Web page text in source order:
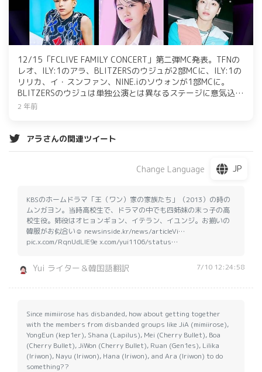
12/15「FCLIVE FAMILY CONCERT」第二弾MC発表。TFNの
レオ、ILY:1のアラ、BLITZERSのウジュが2部MCに、ILY:1の
リリカ、イ・スンファン、NINE.iのソウォンが1部MCに。
BLITZERSのウジュは単独公演とは異なるステージに意気込
み。2023年12月15日（金）に東京・豊洲PITで開催。-
2 年前
アラさんの関連ツイート
Change Language JP
KBSのホームドラマ「王（ワン）家の家族たち」（2013）の時の
ムンガヨン。当時高校生で、ドラマの中でも四姉妹の末っ子の高
校生役。姉役はオヒョンギョン、イテラン、イユンジ。お揃いの
韓服がお似合い☺️ newsinside.kr/news/articleVi…
pic.x.com/RqnUdLlE9e x.com/yui1106/status…
Yui ライター＆韓国語翻訳 7/10 12:24:58
Since mimiirose has disbanded, how about getting together
with the members from disbanded groups like JiA (mimiirose),
YongEun (kep1er), Shana (Lapilus), Mei (Cherry Bullet), Boa
(Cherry Bullet), JiWon (Cherry Bullet), Ruan (Gen1es), Lilika
(Iriwon), Nayu (Iriwon), Hana (Iriwon), and Ara (Iriwon) to do
something??